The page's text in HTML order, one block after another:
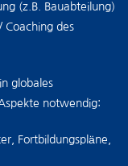
(z.B. Bauabteilung)
Coaching des
globales
notwendig:
Fortbildungspläne,